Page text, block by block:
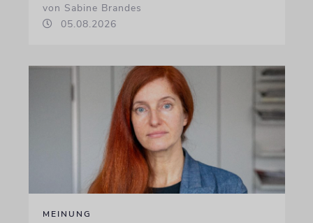
von Sabine Brandes
05.08.2026
MEINUNG